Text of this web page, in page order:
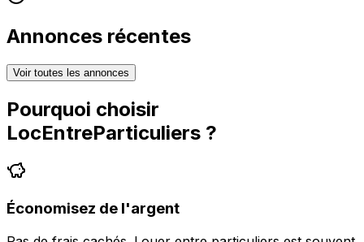
Annonces récentes
Voir toutes les annonces
Pourquoi choisir
LocEntreParticuliers ?
Économisez de l'argent